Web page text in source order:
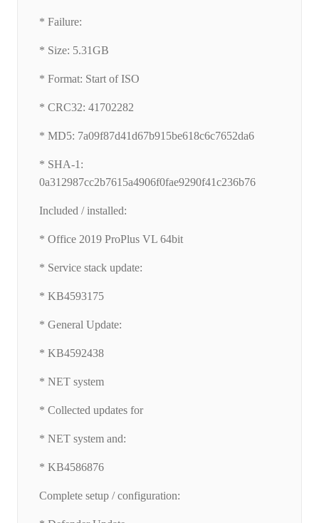
* Failure:
* Size: 5.31GB
* Format: Start of ISO
* CRC32: 41702282
* MD5: 7a09f87d41d67b915be618c6c7652da6
* SHA-1:
0a312987cc2b7615a4906f0fae9290f41c236b76
Included / installed:
* Office 2019 ProPlus VL 64bit
* Service stack update:
* KB4593175
* General Update:
* KB4592438
* NET system
* Collected updates for
* NET system and:
* KB4586876
Complete setup / configuration: